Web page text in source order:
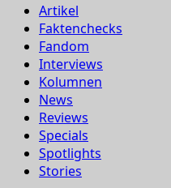
Artikel
Faktenchecks
Fandom
Interviews
Kolumnen
News
Reviews
Specials
Spotlights
Stories